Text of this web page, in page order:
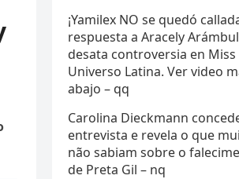
¡Yamilex NO se quedó
respuesta a Aracely
desata controversia en Miss
Universo Latina. Ver video
abajo – qq
Carolina Dieckmann
entrevista e revela o que
não sabiam sobre o
de Preta Gil – nq